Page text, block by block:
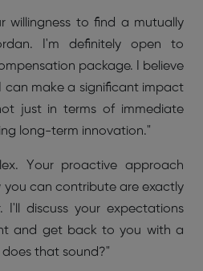
willingness to find a mutually
I'm definitely open to
package. I believe
can make a significant impact
just in terms of immediate
long-term innovation."
Your proactive approach
you can contribute are exactly
I'll discuss your expectations
and get back to you with a
that sound?"